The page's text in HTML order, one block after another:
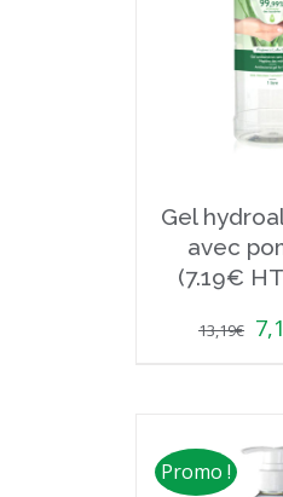
Gel
avec
(7.19€
13,19€
Promo !